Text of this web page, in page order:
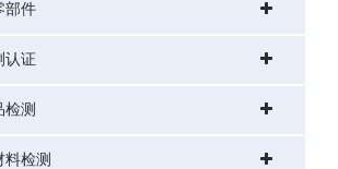
部件
认证
检测
检测